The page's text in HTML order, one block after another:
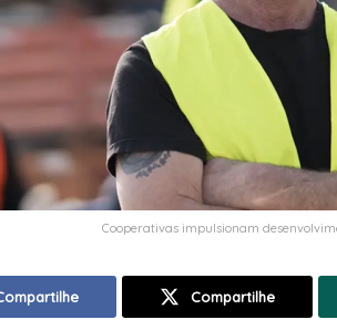
Cooperativas impulsionam
Compartilhe